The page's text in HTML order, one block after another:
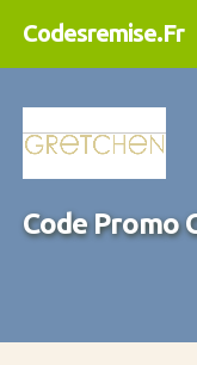
Codesremise.Fr
Code Promo